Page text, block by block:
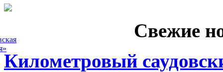
Свежие
Километровый